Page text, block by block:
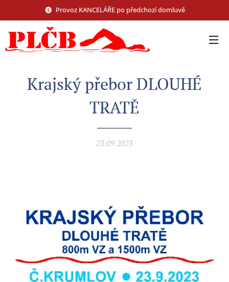
Provoz KANCELÁŘE po předchozí domluvě
Krajský přebor DLOUHÉ
TRATĚ
23.09.2023